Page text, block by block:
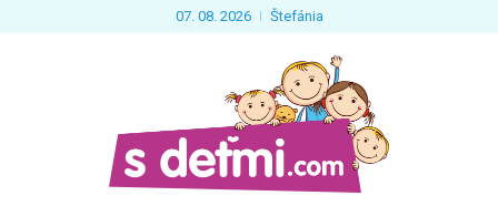
07. 08. 2026 Štefánia